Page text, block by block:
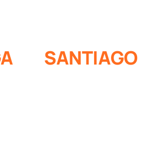
SANTIAGO